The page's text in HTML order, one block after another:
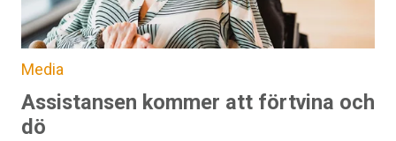
Media
Assistansen kommer att förtvina och
dö